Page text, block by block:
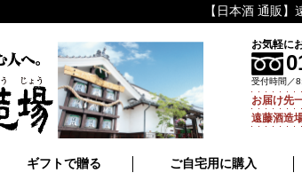
【日本酒 通販
お気軽に
受付時間／
お届け先
遠藤酒造
ギフトで贈る ご自宅用に購入